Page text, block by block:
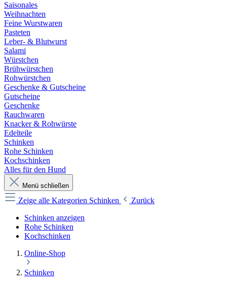
Saisonales
Weihnachten
Feine Wurstwaren
Pasteten
Leber- & Blutwurst
Salami
Würstchen
Brühwürstchen
Rohwürstchen
Geschenke & Gutscheine
Gutscheine
Geschenke
Rauchwaren
Knacker & Rohwürste
Edelteile
Schinken
Rohe Schinken
Kochschinken
Alles für den Hund
Menü schließen
Zeige alle Kategorien Schinken
Zurück
Schinken anzeigen
Rohe Schinken
Kochschinken
Online-Shop
Schinken